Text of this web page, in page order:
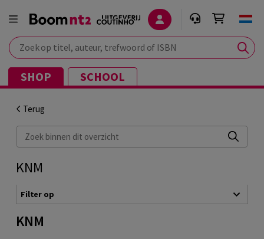
Zoek op titel, auteur, trefwoord of ISBN
SHOP SCHOOL
Terug
Zoek binnen dit overzicht
KNM
Filter op
KNM